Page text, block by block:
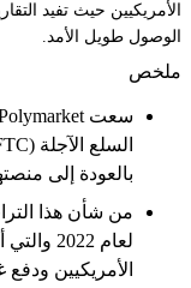
الأمريكيين حيث تفيد
الوصول طويل الأمد.
ملخص
بالعودة إلى
من شأن هذا
لعام
الأمريكيين ودفع غرامة